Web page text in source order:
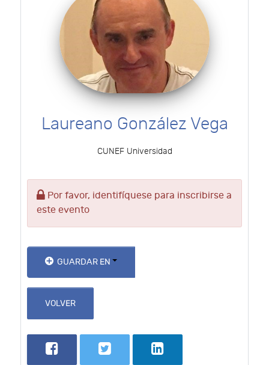
Laureano González Vega
CUNEF Universidad
Por favor, identifíquese para inscribirse a
este evento
GUARDAR EN
VOLVER